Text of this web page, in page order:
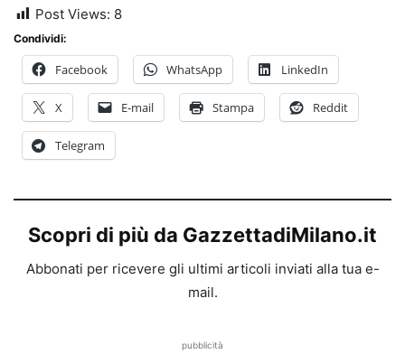
Post Views: 8
Condividi:
Facebook WhatsApp LinkedIn
X E-mail Stampa Reddit
Telegram
Scopri di più da GazzettadiMilano.it
Abbonati per ricevere gli ultimi articoli inviati alla tua e-
mail.
pubblicità